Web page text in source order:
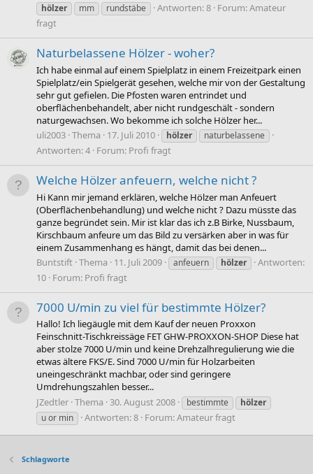
hölzer
mm rundstäbe Antworten: 8 Forum:Amateur
fragt
Naturbelassene Hölzer - woher?
Ich habe einmal auf einem Spielplatz in einem Freizeitpark einen
Spielplatz/ein Spielgerät gesehen, welche mir von der Gestaltung
sehr gut gefielen. Die Pfosten waren entrindet und
oberflächenbehandelt, aber nicht rundgeschält - sondern
naturgewachsen. Wo bekomme ich solche Hölzer her...
uli2003 Thema 17. Juli 2010 hölzer naturbelassene
Antworten: 4 Forum: Profi fragt
Welche Hölzer anfeuern, welche nicht ?
Hi Kann mir jemand erklären, welche Hölzer man Anfeuert
(Oberflächenbehandlung) und welche nicht ? Dazu müsste das
ganze begründet sein. Mir ist klar das ich z.B Birke, Nussbaum,
Kirschbaum anfeure um das Bild zu versärken aber in was für
einem Zusammenhang es hängt, damit das bei denen...
Buntstift Thema 11. Juli 2009 anfeuern hölzer
Antworten:
10 Forum: Profi fragt
7000 U/min zu viel für bestimmte Hölzer?
Hallo! Ich liegäugle mit dem Kauf der neuen Proxxon
Feinschnitt-Tischkreissäge FET GHW-PROXXON-SHOP Diese hat
aber stolze 7000 U/min und keine Drehzalhregulierung wie die
etwas ältere FKS/E. Sind 7000 U/min für Holzarbeiten
uneingeschränkt machbar, oder sind geringere
Umdrehungszahlen besser...
JZedtler Thema 30. August 2008 bestimmte
hölzer
u or min
Antworten: 8 Forum:Amateur fragt
Schlagworte